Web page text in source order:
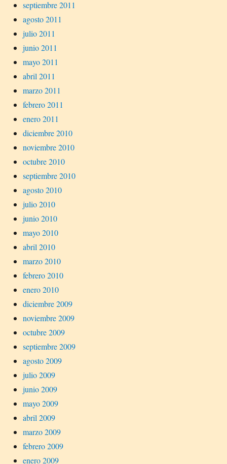
septiembre 2011
agosto 2011
julio 2011
junio 2011
mayo 2011
abril 2011
marzo 2011
febrero 2011
enero 2011
diciembre 2010
noviembre 2010
octubre 2010
septiembre 2010
agosto 2010
julio 2010
junio 2010
mayo 2010
abril 2010
marzo 2010
febrero 2010
enero 2010
diciembre 2009
noviembre 2009
octubre 2009
septiembre 2009
agosto 2009
julio 2009
junio 2009
mayo 2009
abril 2009
marzo 2009
febrero 2009
enero 2009